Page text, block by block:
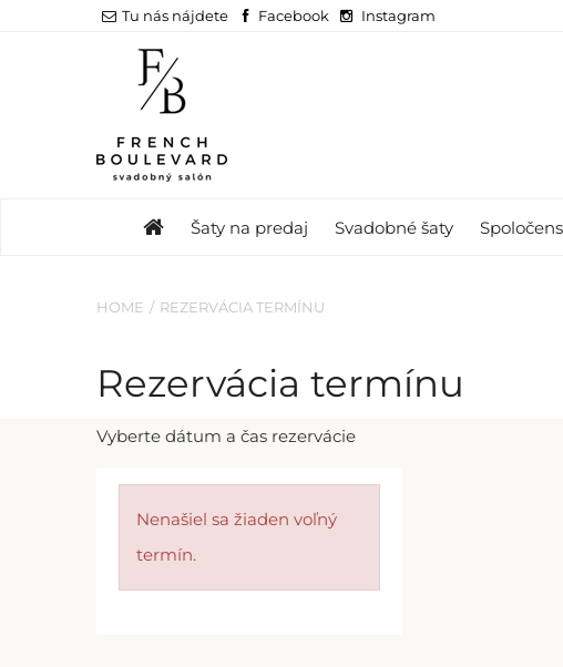
Tu nás nájdete Facebook Instagram
Šaty na predaj Svadobné šaty
HOME REZERVÁCIA TERMÍNU
Rezervácia termínu
Vyberte dátum a čas rezervácie
Nenašiel sa žiaden voľný
termín.